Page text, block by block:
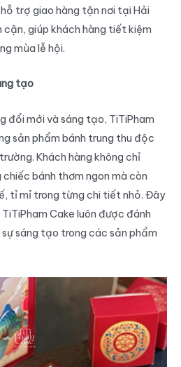
trợ giao hàng tận nơi tại Hải
cận, giúp khách hàng tiết kiệm
mùa lễ hội.
tạo
đổi mới và sáng tạo, TiTiPham
sản phẩm bánh trung thu độc
Khách hàng không chỉ
bánh thơm ngon mà còn
tỉ mỉ trong từng chi tiết nhỏ. Đây
Cake luôn được đánh
sáng tạo trong các sản phẩm